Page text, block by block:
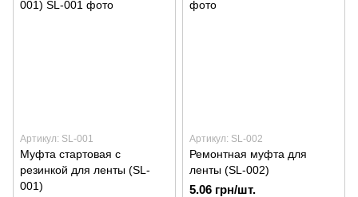
Артикул: SL-001
Муфта стартовая с
резинкой для ленты (SL-
001)
Артикул: SL-002
Ремонтная муфта для
ленты (SL-002)
5.06 грн/шт.